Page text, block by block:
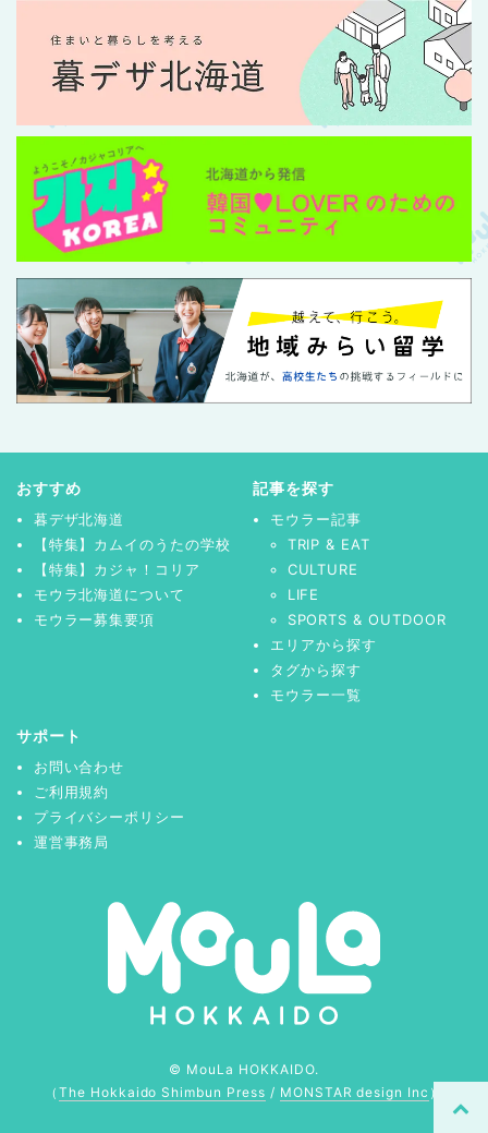
おすすめ
暮デザ北海道
【特集】カムイのうたの学校
【特集】カジャ！コリア
モウラ北海道について
モウラー募集要項
記事を探す
モウラー記事
TRIP & EAT
CULTURE
LIFE
SPORTS & OUTDOOR
エリアから探す
タグから探す
モウラー一覧
サポート
お問い合わせ
ご利用規約
プライバシーポリシー
運営事務局
© MouLa HOKKAIDO.
（ The Hokkaido Shimbun Press / MONSTAR design Inc ）